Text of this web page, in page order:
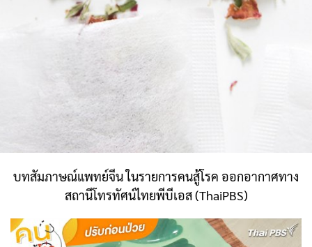
บทสัมภาษณ์แพทย์จีน ในรายการคนสู้โรค ออกอากาศทาง
สถานีโทรทัศน์ไทยพีบีเอส (ThaiPBS)